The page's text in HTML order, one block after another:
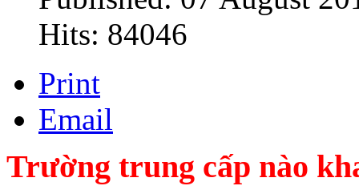
Hits: 84046
Print
Email
Trường trung cấp nào